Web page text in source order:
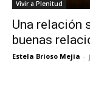
Vivir a Plenitud
Una relación
buenas
Estela Brioso Mejia -